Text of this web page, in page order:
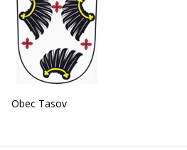
Obec Tasov